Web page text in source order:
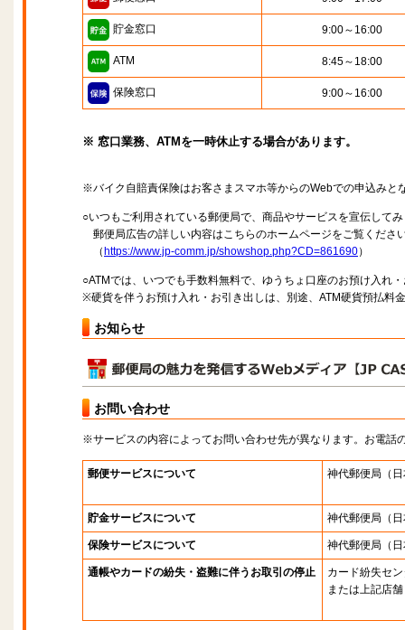
貯金窓口 9:00～16:00
ATM 8:45～18:00
保険窓口 9:00～16:00
※ 窓口業務、ATMを一時休止する場合があります。
※バイク自賠責保険はお客さまスマホ等からのWebでの申込みと
○いつもご利用されている郵便局で、商品やサービスを宣伝して
郵便局広告の詳しい内容はこちらのホームページをご覧くださ
（ https://www.jp-comm.jp/showshop.php?CD=861690）
○ATMでは、いつでも手数料無料で、ゆうちょ口座のお預け入れ
※硬貨を伴うお預け入れ・お引き出しは、別途、ATM硬貨預払料
お知らせ
お問い合わせ
※サービスの内容によってお問い合わせ先が異なります。お電話
郵便サービスについて 神代郵便局 （
貯金サービスについて 神代郵便局 （
保険サービスについて 神代郵便局 （
通帳やカードの紛失・盗難に伴うお取引の停止
カード紛失セ
または上記店舗